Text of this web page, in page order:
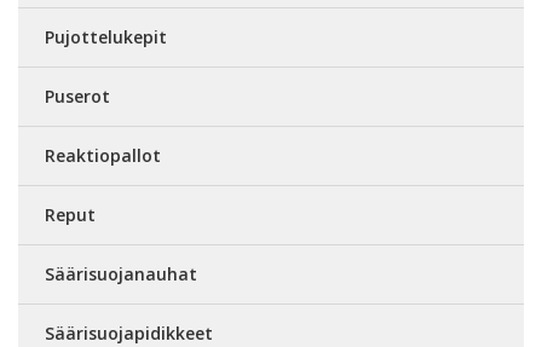
Pujottelukepit
Puserot
Reaktiopallot
Reput
Säärisuojanauhat
Säärisuojapidikkeet